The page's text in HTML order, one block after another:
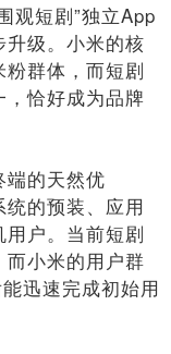
观短剧”独立App
级。小米的核
群体，而短剧
恰好成为品牌
的天然优
的预装、应用
户。当前短剧
小米的用户群
迅速完成初始用